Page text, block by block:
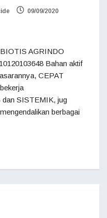
09/09/2020
AGRINDO
Bahan aktif
CEPAT
SISTEMIK, jug
berbagai